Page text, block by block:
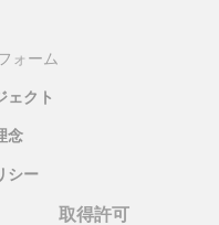
ォーム
ェクト
念
シー
取得許可